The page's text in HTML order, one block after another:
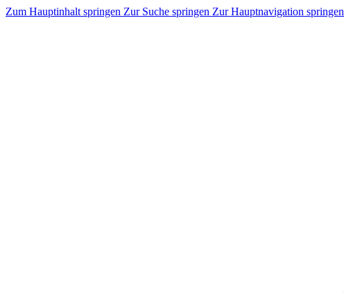
Zum Hauptinhalt springen Zur Suche springen Zur Hauptnavigation springen